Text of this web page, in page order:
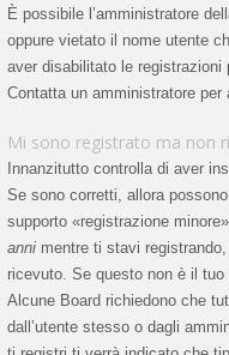
È possibile l’amministratore
oppure vietato il nome utente
aver disabilitato le
Contatta un amministratore per
Mi sono registrato ma non
Innanzitutto controlla di aver
Se sono corretti, allora
supporto «registrazione
anni mentre ti stavi
ricevuto. Se questo non è il
Alcune Board richiedono che
dall’utente stesso o dagli